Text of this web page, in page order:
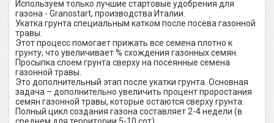
Используем только лучшие стартовые удобрения для
газона - Granostart, производства Италии.
Укатка грунта специальным катком после посева газонной
травы.
Этот процесс помогает прижать все семена плотно к
грунту, что увеличивает % схождения газонных семян.
Просыпка слоем грунта сверху на посеянные семена
газонной травы.
Это дополнительный этап после укатки грунта. Основная
задача – дополнительно увеличить процент проростания
семян газонной травы, которые остаются сверху грунта.
Полный цикл создания газона составляет 2-4 недели (в